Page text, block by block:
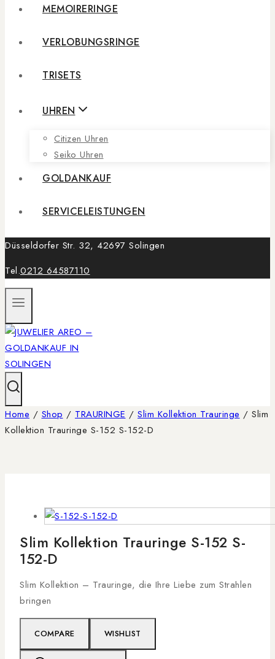
MEMOIRERINGE
VERLOBUNGSRINGE
TRISETS
UHREN
Citizen Uhren
Seiko Uhren
GOLDANKAUF
SERVICELEISTUNGEN
Düsseldorfer Str. 32, 42697 Solingen
Tel.0212 64587110
Home / Shop / TRAURINGE / Slim Kollektion Trauringe / Slim
Kollektion Trauringe S-152 S-152-D
Slim Kollektion Trauringe S-152 S-
152-D
Slim Kollektion – Trauringe, die Ihre Liebe zum Strahlen
bringen
COMPARE WISHLIST